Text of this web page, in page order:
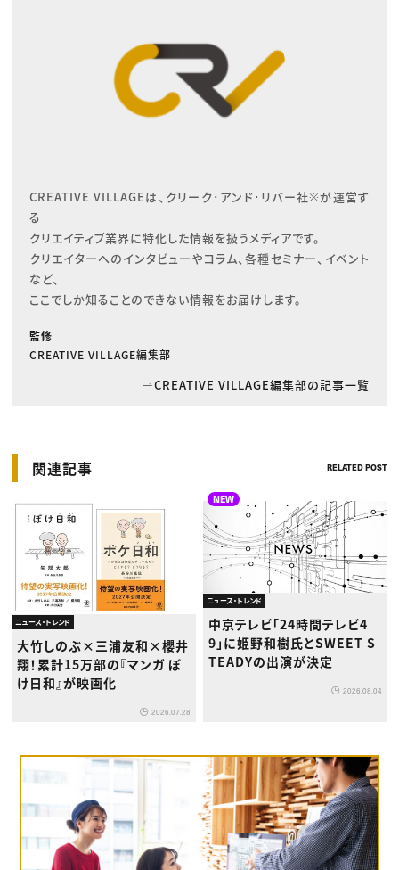
CREATIVE VILLAGEは、クリーク･アンド･リバー社※が運営す
る
クリエイティブ業界に特化した情報を扱うメディアです。
クリエイターへのインタビューやコラム、各種セミナー、イベント
など、
ここでしか知ることのできない情報をお届けします。
監修
CREATIVE VILLAGE編集部
CREATIVE VILLAGE編集部の記事一覧
関連記事 RELATED POST
ニュース・トレンド
大竹しのぶ×三浦友和×櫻井
翔！累計15万部の『マンガ ぼ
け日和』が映画化
2026.07.28
NEW
ニュース・トレンド
中京テレビ「24時間テレビ4
9」に姫野和樹氏とSWEET S
TEADYの出演が決定
2026.08.04